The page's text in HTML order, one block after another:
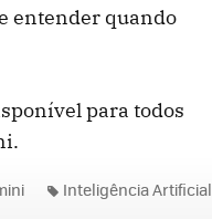
entender quando
para todos
Inteligência Artificial